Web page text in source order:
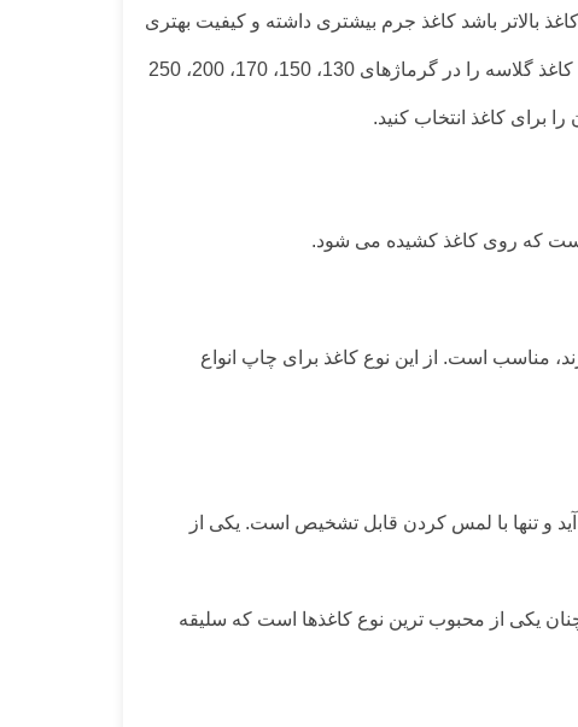
بالاتر باشد کاغذ جرم بیشتری داشته و کیفیت بهتری
دارد. کاغذهای گلاسه در انواع گرماژ ۸۰، ۹۰، ۱۰۰، ۱۱۸، ۱۳۵ و…. تا ۳۵۰ گرم در بازار موجود هستند. لمون پک فروش کاغذ گلاسه را در گرماژهای 130، 150، 170، 200، 250
است که روی کاغذ کشیده می شود.
مناسب است. از این نوع کاغذ برای چاپ انواع
و تنها با لمس کردن قابل تشخیص است. یکی از
یکی از محبوب ترین نوع کاغذها است که سلیقه